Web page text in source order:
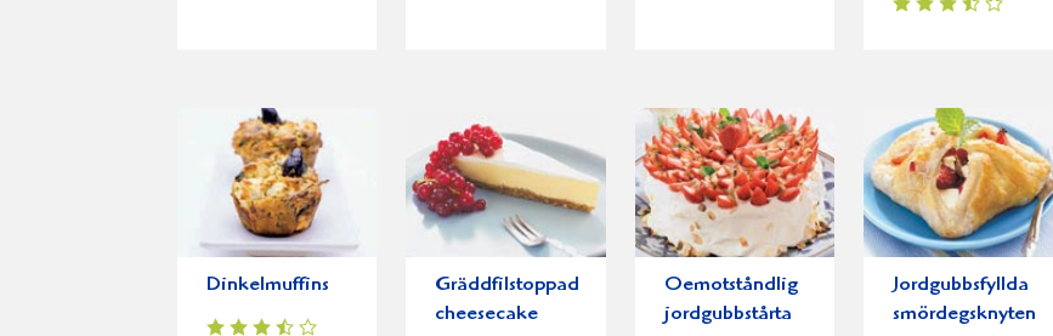
Dinkelmuffins
Gräddfilstoppad
cheesecake
Oemotståndlig
jordgubbstårta
Jordgubbsfyllda
smördegsknyten